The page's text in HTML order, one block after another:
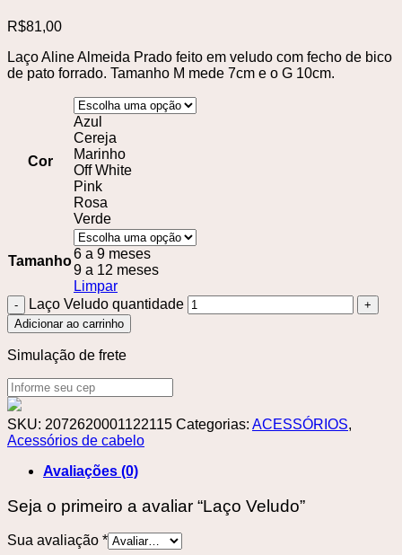
R$81,00
Laço Aline Almeida Prado feito em veludo com fecho de bico
de pato forrado. Tamanho M mede 7cm e o G 10cm.
Cor
Azul
Cereja
Marinho
Off White
Pink
Rosa
Verde
Tamanho6 a 9 meses
9 a 12 meses
Limpar
Laço Veludo quantidade
Adicionar ao carrinho
Simulação de frete
SKU: 2072620001122115 Categorias: ACESSÓRIOS,
Acessórios de cabelo
Avaliações (0)
Seja o primeiro a avaliar “Laço Veludo”
Sua avaliação *